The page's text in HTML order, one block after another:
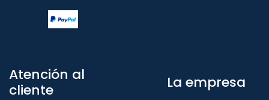
Atención al
cliente
La empresa